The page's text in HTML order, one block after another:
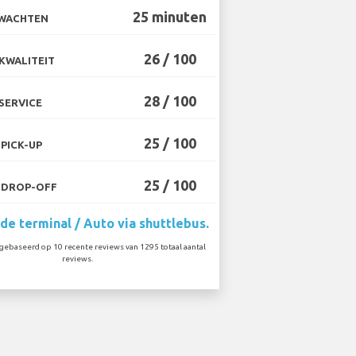
25 minuten
26 / 100
28 / 100
UP 25 / 100
OFF 25 / 100
terminal / Auto via shuttlebus.
op 10 recente reviews van 1295 totaal aantal
reviews.